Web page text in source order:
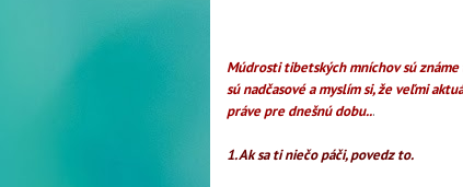
Múdrosti tibetských mníchov sú známe
sú nadčasové a myslím si, že veľmi
práve pre dnešnú dobu...
1. Ak sa ti niečo páči, povedz to.